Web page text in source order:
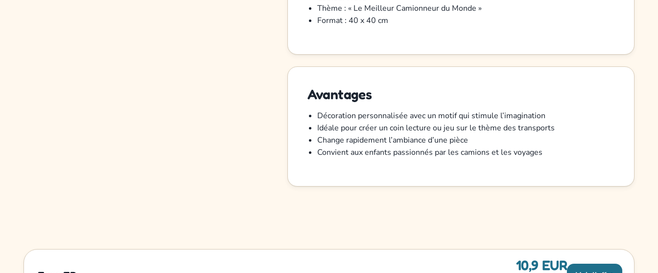
Thème : « Le Meilleur Camionneur du Monde »
Format : 40 x 40 cm
Avantages
Décoration personnalisée avec un motif qui stimule l’imagination
Idéale pour créer un coin lecture ou jeu sur le thème des transports
Change rapidement l’ambiance d’une pièce
Convient aux enfants passionnés par les camions et les voyages
10,9 EUR